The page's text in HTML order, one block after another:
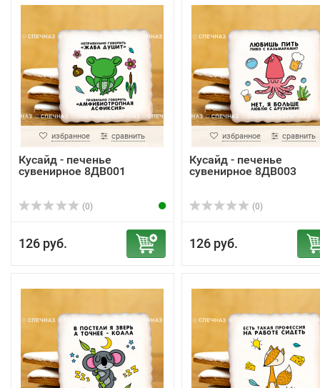
избранное сравнить
Кусайд - печенье
сувенирное 8ДВ001
(0)
126 руб.
избранное сравнить
Кусайд - печенье
сувенирное 8ДВ003
(0)
126 руб.